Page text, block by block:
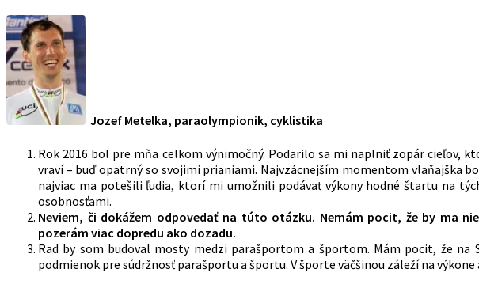
Jozef Metelka, paraolympionik, cyklistika
Rok 2016 bol pre mňa celkom výnimočný. Podarilo sa mi naplniť zopár cieľov,
vraví – buď opatrný so svojimi prianiami. Najvzácnejším momentom vlaňajška
najviac ma potešili ľudia, ktorí mi umožnili podávať výkony hodné štartu na
osobnosťami.
Neviem, či dokážem odpovedať na túto otázku. Nemám pocit, že by ma
pozerám viac dopredu ako dozadu.
Rad by som budoval mosty medzi parašportom a športom. Mám pocit, že
podmienok pre súdržnosť parašportu a športu. V športe väčšinou záleží na